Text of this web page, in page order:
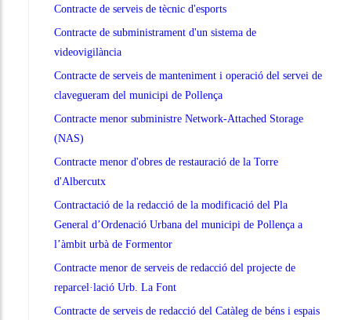
Contracte de serveis de tècnic d'esports
Contracte de subministrament d'un sistema de
videovigilància
Contracte de serveis de manteniment i operació del servei de
clavegueram del municipi de Pollença
Contracte menor subministre Network-Attached Storage
(NAS)
Contracte menor d'obres de restauració de la Torre
d'Albercutx
Contractació de la redacció de la modificació del Pla
General d’Ordenació Urbana del municipi de Pollença a
l’àmbit urbà de Formentor
Contracte menor de serveis de redacció del projecte de
reparcel·lació Urb. La Font
Contracte de serveis de redacció del Catàleg de béns i espais